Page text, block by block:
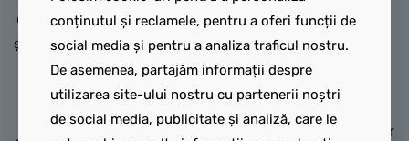
distractiv pentru băieți, fete
și fani de 8 ani și mai mari de
ziua lor de naștere. Include
primul model LEGO la scară
de minifigurină al
leagănă pentru ca joaca să
fie realistă.
Acest set de construcție cu
jucărie magică include și 5
personaje LEGO Harry Potter
conținutul și reclamele, pentru a oferi funcții de
social media și pentru a analiza traficul nostru.
De asemenea, partajăm informații despre
utilizarea site-ului nostru cu partenerii noștri
de social media, publicitate și analiză, care le